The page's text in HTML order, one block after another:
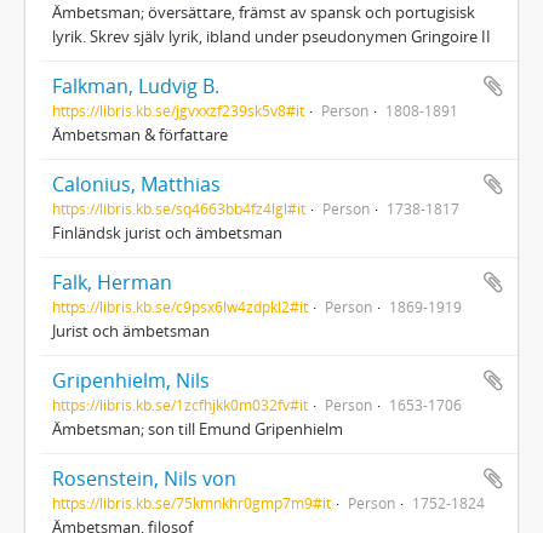
Ämbetsman; översättare, främst av spansk och portugisisk
lyrik. Skrev själv lyrik, ibland under pseudonymen Gringoire II
Falkman, Ludvig B.
https://libris.kb.se/jgvxxzf239sk5v8#it Person 1808-1891
Ämbetsman & författare
Calonius, Matthias
https://libris.kb.se/sq4663bb4fz4lgl#it Person 1738-1817
Finländsk jurist och ämbetsman
Falk, Herman
https://libris.kb.se/c9psx6lw4zdpkl2#it Person 1869-1919
Jurist och ämbetsman
Gripenhielm, Nils
https://libris.kb.se/1zcfhjkk0m032fv#it Person 1653-1706
Ämbetsman; son till Emund Gripenhielm
Rosenstein, Nils von
https://libris.kb.se/75kmnkhr0gmp7m9#it Person 1752-1824
Ämbetsman, filosof